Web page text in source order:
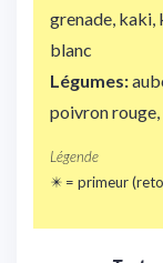
grenade, kaki,
blanc
Légumes:
poivron
Légende
✴️ = primeur